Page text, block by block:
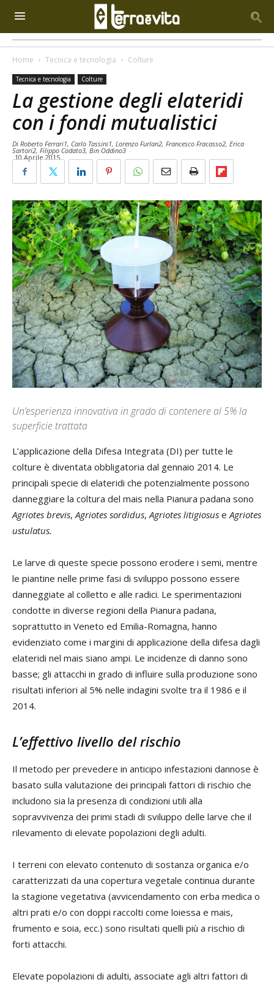
Home Tecnica e tecnologia Colture
Tecnica e tecnologia Colture
La gestione degli elateridi
con i fondi mutualistici
Di Roberto Ferrari1, Carlo Tassini1, Lorenzo Furlan2, Francesco Fracasso2, Erica
Sartori2, Filippo Codato3, Bin Oddino3 -
10 Aprile 2015
Un’esperienza innovativa in grado di contenere al 5% la
superficie trattata
L’applicazione della Difesa Integrata (DI) per tutte le
colture è diventata obbligatoria dal gennaio 2014. Le
principali specie di elateridi che potenzialmente possono
danneggiare la coltura del mais nella Pianura padana sono
Agriotes brevis,Agriotes sordidus,Agriotes litigiosus e Agriotes
ustulatus.
Le larve di queste specie possono erodere i semi, mentre
le piantine nelle prime fasi di sviluppo possono essere
danneggiate al colletto e alle radici. Le sperimentazioni
condotte in diverse regioni della Pianura padana,
soprattutto in Veneto ed Emilia-Romagna, hanno
evidenziato come i margini di applicazione della difesa dagli
elateridi nel mais siano ampi. Le incidenze di danno sono
basse; gli attacchi in grado di influire sulla produzione sono
risultati inferiori al 5% nelle indagini svolte tra il 1986 e il
2014.
L’effettivo livello del rischio
Il metodo per prevedere in anticipo infestazioni dannose è
basato sulla valutazione dei principali fattori di rischio che
includono sia la presenza di condizioni utili alla
sopravvivenza dei primi stadi di sviluppo delle larve che il
rilevamento di elevate popolazioni degli adulti.
I terreni con elevato contenuto di sostanza organica e/o
caratterizzati da una copertura vegetale continua durante
la stagione vegetativa (avvicendamento con erba medica o
altri prati e/o con doppi raccolti come loiessa e mais,
frumento e soia, ecc.) sono risultati quelli più a rischio di
forti attacchi.
Elevate popolazioni di adulti, associate agli altri fattori di